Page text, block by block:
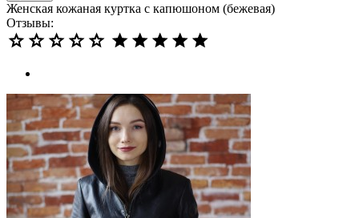
Женская кожаная куртка с капюшоном (бежевая)
Отзывы: